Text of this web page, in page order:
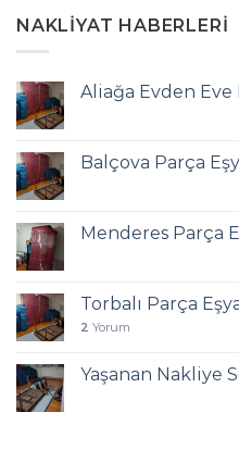
NAKLIYAT HABERLERI
Aliağa Evden
Balçova Parça
Menderes Parça
Torbalı Parça
2 Yorum
Yaşanan Nakliye